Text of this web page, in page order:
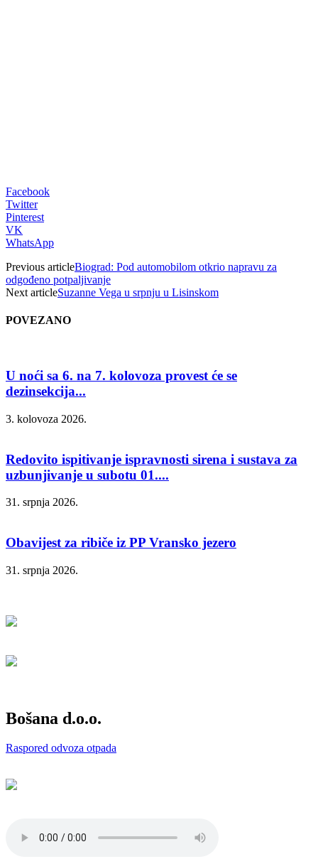
Facebook
Twitter
Pinterest
VK
WhatsApp
Previous articleBiograd: Pod automobilom otkrio napravu za
odgođeno potpaljivanje
Next articleSuzanne Vega u srpnju u Lisinskom
POVEZANO
U noći sa 6. na 7. kolovoza provest će se
dezinsekcija...
3. kolovoza 2026.
Redovito ispitivanje ispravnosti sirena i sustava za
uzbunjivanje u subotu 01....
31. srpnja 2026.
Obavijest za ribiče iz PP Vransko jezero
31. srpnja 2026.
Bošana d.o.o.
Raspored odvoza otpada